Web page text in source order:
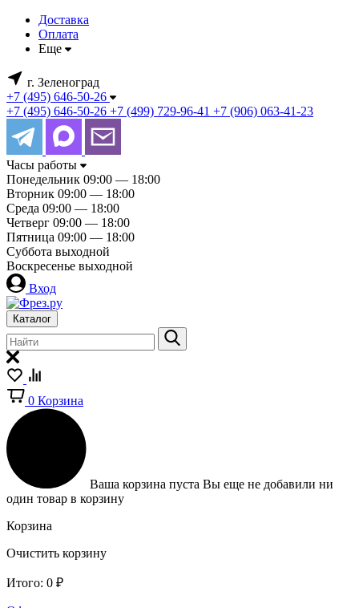
Доставка
Оплата
Еще
г. Зеленоград
+7 (495) 646-50-26
+7 (495) 646-50-26 +7 (499) 729-96-41 +7 (906) 063-41-23
Часы работы
Понедельник 09:00 — 18:00
Вторник 09:00 — 18:00
Среда 09:00 — 18:00
Четверг 09:00 — 18:00
Пятница 09:00 — 18:00
Суббота выходной
Воскресенье выходной
Вход
Каталог
0 Корзина
Ваша корзина пуста Вы еще не добавили ни
один товар в корзину
Корзина
Очистить корзину
Итого: 0 ₽